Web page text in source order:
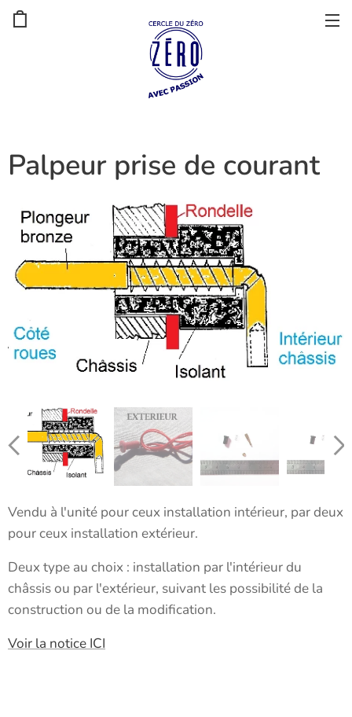
Palpeur prise de courant
Vendu à l'unité pour ceux installation intérieur, par deux
pour ceux installation extérieur.
Deux type au choix : installation par l'intérieur du
châssis ou par l'extérieur, suivant les possibilité de la
construction ou de la modification.
Voir la notice ICI